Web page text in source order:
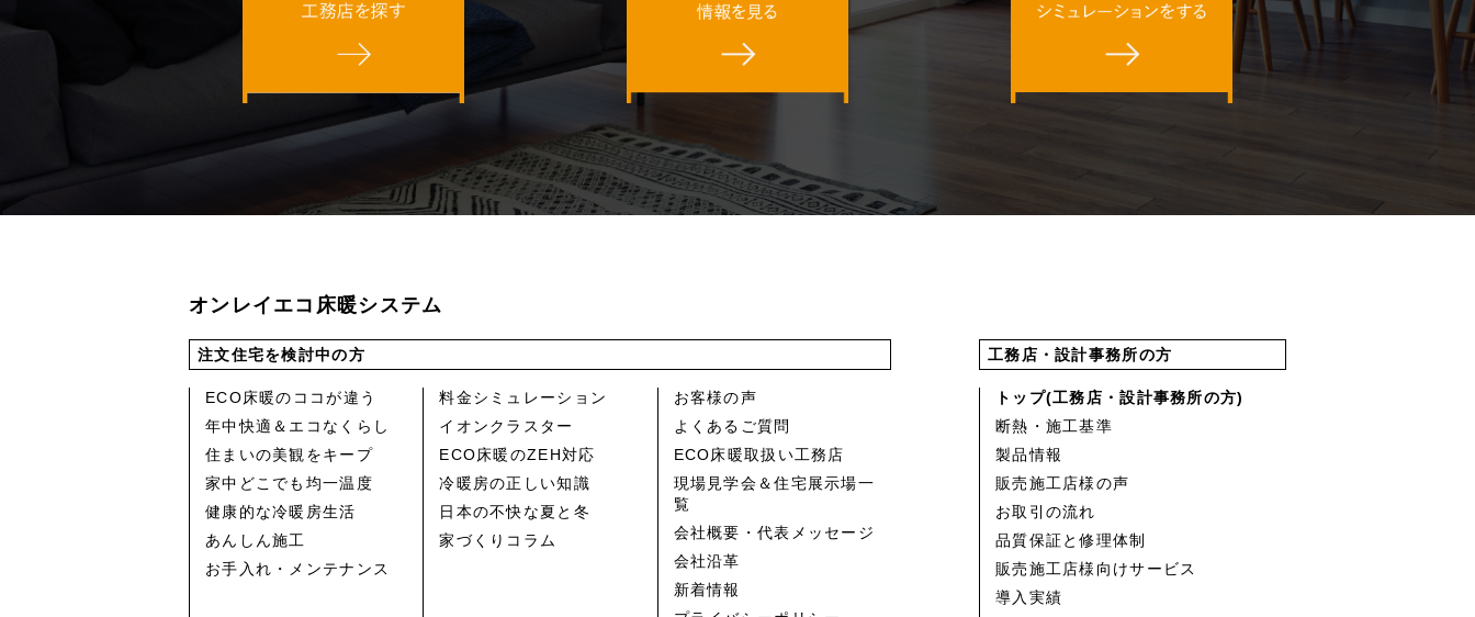
オンレイエコ床暖システム
注文住宅を検討中の方
ECO床暖のココが違う
年中快適＆エコなくらし
住まいの美観をキープ
家中どこでも均一温度
健康的な冷暖房生活
あんしん施工
お手入れ・メンテナンス
料金シミュレーション
イオンクラスター
ECO床暖のZEH対応
冷暖房の正しい知識
日本の不快な夏と冬
家づくりコラム
お客様の声
よくあるご質問
ECO床暖取扱い工務店
現場見学会＆住宅展示場一
覧
会社概要・代表メッセージ
会社沿革
新着情報
工務店・設計事務所の方
トップ(工務店・設計事務所の方)
断熱・施工基準
製品情報
販売施工店様の声
お取引の流れ
品質保証と修理体制
販売施工店様向けサービス
導入実績